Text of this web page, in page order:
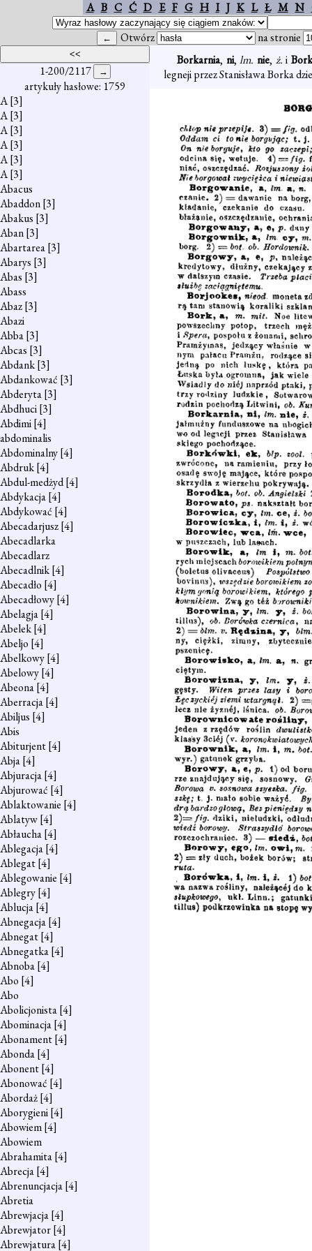
A B C Ć D E F G H I J K L Ł M N
Otwórz na stronie
1-200/2117
artykuły hasłowe: 1759
A[3]
A[3]
A[3]
A[3]
A[3]
A[3]
Abacus
Abaddon[3]
Abakus [3]
Aban[3]
Abartarea[3]
Abarys [3]
Abas [3]
Abass
Abaz[3]
Abazi
Abba[3]
Abcas [3]
Abdank[3]
Abdankować [3]
Abderyta[3]
Abdhuci[3]
Abdimi[4]
abdominalis
Abdominalny[4]
Abdruk[4]
Abdul-medżyd[4]
Abdykacja[4]
Abdykować [4]
Abecadarjusz[4]
Abecadlarka
Abecadlarz
Abecadlnik[4]
Abecadło [4]
Abecadłowy[4]
Abelagja[4]
Abelek[4]
Abeljo [4]
Abelkowy[4]
Abelowy[4]
Abeona[4]
Aberracja[4]
Abiljus [4]
Abis
Abiturjent[4]
Abja[4]
Abjuracja[4]
Abjurować [4]
Ablaktowanie [4]
Ablatyw[4]
Abłaucha[4]
Ablegacja[4]
Ablegat[4]
Ablegowanie [4]
Ablegry[4]
Ablucja[4]
Abnegacja[4]
Abnegat[4]
Abnegatka[4]
Abnoba[4]
Abo [4]
Abo
Abolicjonista[4]
Abominacja[4]
Abonament[4]
Abonda[4]
Abonent[4]
Abonować [4]
Abordaż[4]
Aborygieni[4]
Abowiem[4]
Abowiem
Abrahamita[4]
Abrecja[4]
Abrenuncjacja[4]
Abretia
Abrewjacja[4]
Abrewjator[4]
Abrewjatura[4]
Borkarnia, ni,lm. nie, ż.i
legneji przez Stanisława Borka